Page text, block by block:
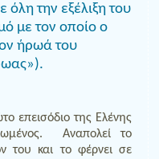
την εξέλιξη του
με τον οποίο ο
ήρωά του
της Ελένης
Αναπολεί το
του και το φέρνει σε